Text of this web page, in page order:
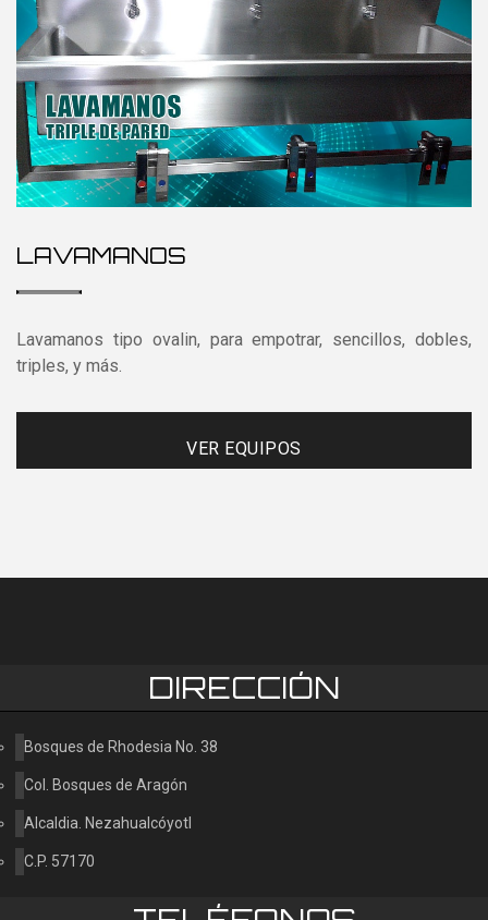
LAVAMANOS
Lavamanos tipo ovalin, para empotrar, sencillos, dobles,
triples, y más.
VER EQUIPOS
DIRECCIÓN
Bosques de Rhodesia No. 38
Col. Bosques de Aragón
Alcaldia. Nezahualcóyotl
C.P. 57170